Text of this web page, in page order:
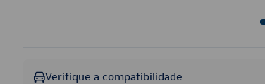
Verifique a compatibilidade